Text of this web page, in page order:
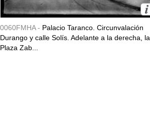
0060FMHA - Palacio Taranco. Circunvalación
Durango y calle Solís. Adelante a la derecha, la
Plaza Zab...